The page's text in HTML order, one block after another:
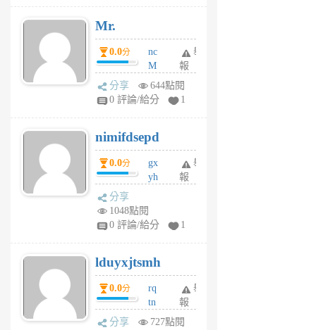
Mr.
0.0分
nc
M
U
F
U
5
個
月
舉
報
分享
644點閱
0 評論/給分
1
nimifdsepd
0.0分
gx
yh
jl
月
前
舉
報
分享
1048點閱
0 評論/給分
1
lduyxjtsmh
0.0分
rq
tn
jt
舉
報
分享
727點閱